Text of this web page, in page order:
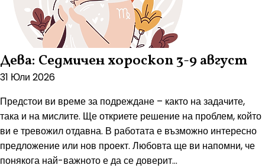
Дева: Седмичен хороскоп 3-9 август
31 Юли 2026
Предстои ви време за подреждане – както на задачите,
така и на мислите. Ще откриете решение на проблем, който
ви е тревожил отдавна. В работата е възможно интересно
предложение или нов проект. Любовта ще ви напомни, че
понякога най-важното е да се доверит...